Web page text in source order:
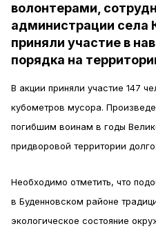
волонтерами,
администрации села
приняли участие в
порядка на
В акции приняли участие 147
кубометров мусора.
погибшим воинам в годы
придворовой территории
Необходимо отметить, что
в Буденновском районе
экологическое состояние